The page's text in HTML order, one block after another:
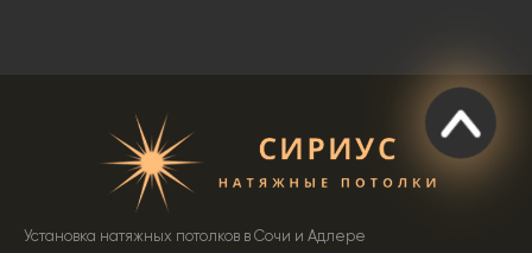
Установка натяжных потолков в Сочи и Адлере